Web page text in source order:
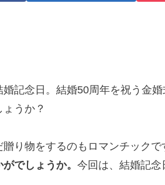
記念日。結婚50周年を祝う金
うか？
り物をするのもロマンチックで
でしょうか。 今回は、結婚記